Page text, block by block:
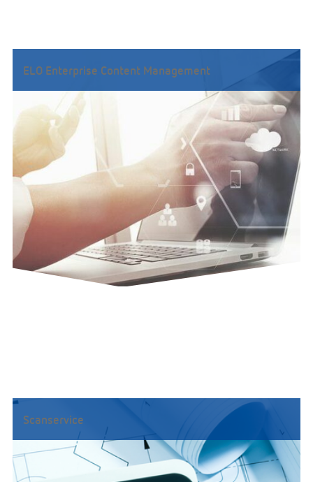
ELO Enterprise Content Management
Scanservice